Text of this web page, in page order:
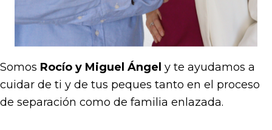
Somos Rocío y Miguel Ángel y te ayudamos a
cuidar de ti y de tus peques tanto en el proceso
de separación como de familia enlazada.